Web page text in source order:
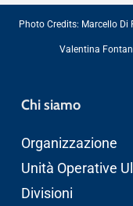
Photo Credits: Marcello Di
Valentina
Chi siamo
Organizzazione
Unità Operative
Divisioni